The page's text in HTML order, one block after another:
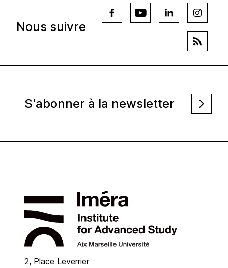
Nous suivre
S'abonner à la newsletter
2, Place Leverrier